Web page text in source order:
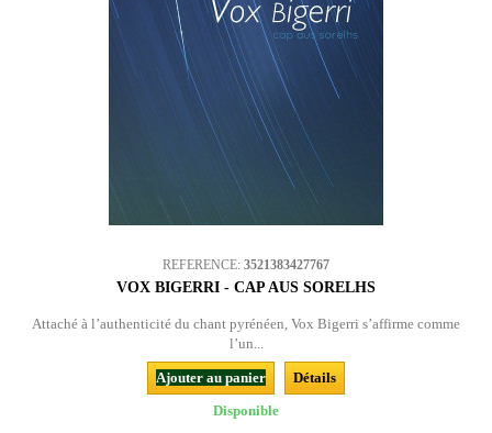
REFERENCE: 3521383427767
VOX BIGERRI - CAP AUS SORELHS
Attaché à l’authenticité du chant pyrénéen, Vox Bigerri s’affirme comme
l’un...
Ajouter au panier
Détails
Disponible